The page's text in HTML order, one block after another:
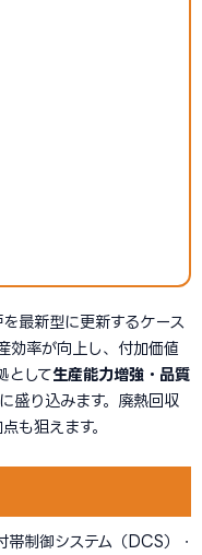
最新型に更新するケース
効率が向上し、付加価値
として生産能力増強・品質
盛り込みます。廃熱回収
も狙えます。
帯制御システム（DCS）・